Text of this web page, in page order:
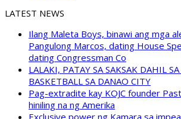
LATEST NEWS
Ilang Maleta Boys, binawi ang mga
Pangulong Marcos, dating House
dating Congressman Co
LALAKI, PATAY SA SAKSAK DAHIL
BASKETBALL SA DANAO CITY
Pag-extradite kay KOJC founder
hiniling na ng Amerika
Exclusive power ng Kamara sa